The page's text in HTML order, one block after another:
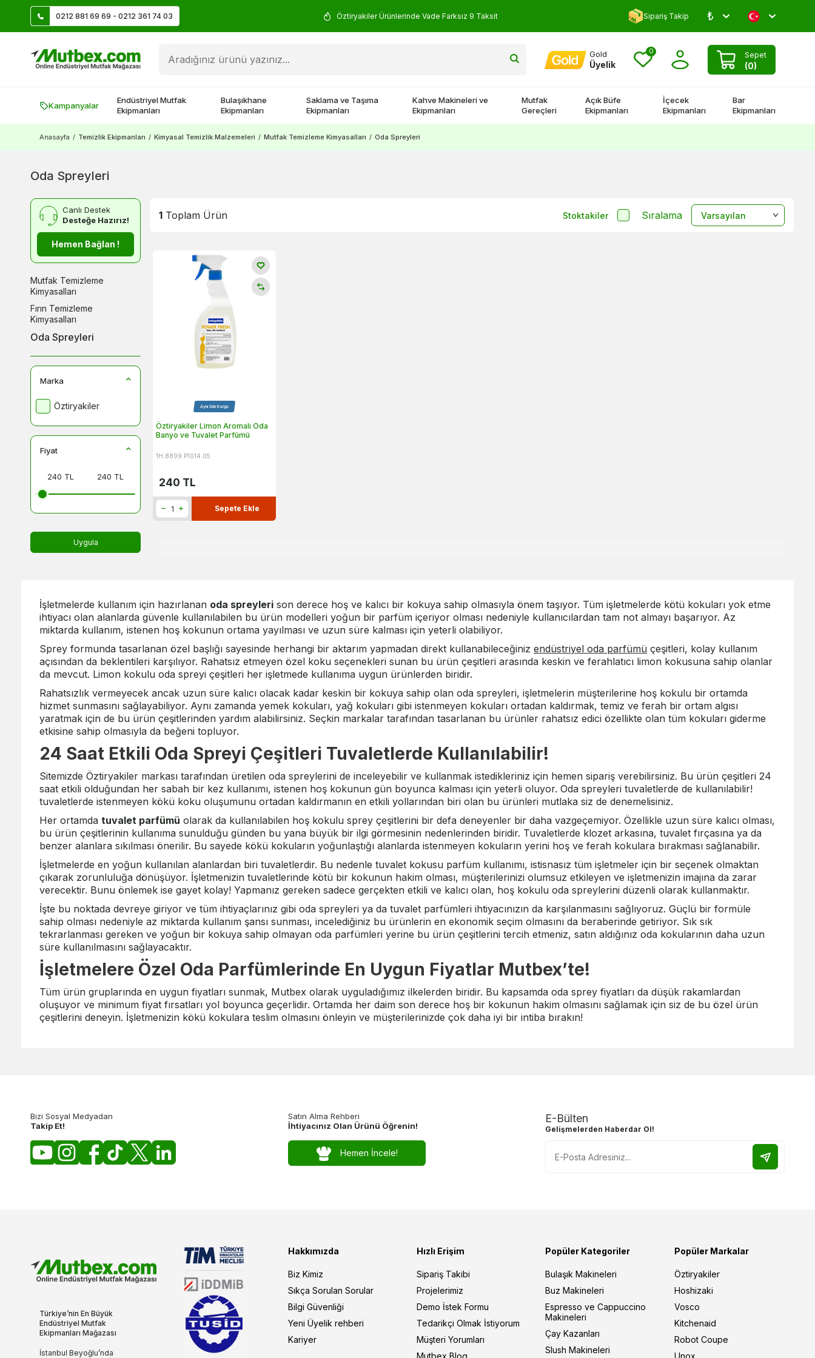
0212 881 69 69 - 0212 361 74 03Üye Ol İlk Siparişte 500 TL Kazan! Öztiryakiler Ürünlerinde Vade Farksız 9 Taksit Yorum Yap 500 TL Kazan!
Sipariş Takip ₺
Gold
Üyelik
0 Sepet
(0)
Kampanyalar
Endüstriyel Mutfak
Ekipmanları
Bulaşıkhane
Ekipmanları
Saklama ve Taşıma
Ekipmanları
Kahve Makineleri ve
Ekipmanları
Mutfak
Gereçleri
Açık Büfe
Ekipmanları
İçecek
Ekipmanları
Bar
Ekipmanları
Anasayfa / Temizlik Ekipmanları / Kimyasal Temizlik Malzemeleri / Mutfak Temizleme Kimyasalları / Oda Spreyleri
Oda Spreyleri
Canlı Destek
Desteğe Hazırız!
Hemen Bağlan !
Mutfak Temizleme
Kimyasalları
Fırın Temizleme
Kimyasalları
Oda Spreyleri
Marka
Öztiryakiler
Fiyat
Uygula
1 Toplam Ürün Stoktakiler Sıralama
Aynı Gün Kargo
Öztiryakiler Limon Aromalı Oda
Banyo ve Tuvalet Parfümü
1H.8899.P1014.05
240 TL
Sepete Ekle
İşletmelerde kullanım için hazırlanan oda spreyleri son derece hoş ve kalıcı bir kokuya sahip olmasıyla önem taşıyor. Tüm işletmelerde kötü kokuları yok etme
ihtiyacı olan alanlarda güvenle kullanılabilen bu ürün modelleri yoğun bir parfüm içeriyor olması nedeniyle kullanıcılardan tam not almayı başarıyor. Az
miktarda kullanım, istenen hoş kokunun ortama yayılması ve uzun süre kalması için yeterli olabiliyor.
Sprey formunda tasarlanan özel başlığı sayesinde herhangi bir aktarım yapmadan direkt kullanabileceğiniz endüstriyel oda parfümü çeşitleri, kolay kullanım
açısından da beklentileri karşılıyor. Rahatsız etmeyen özel koku seçenekleri sunan bu ürün çeşitleri arasında keskin ve ferahlatıcı limon kokusuna sahip olanlar
da mevcut. Limon kokulu oda spreyi çeşitleri her işletmede kullanıma uygun ürünlerden biridir.
Rahatsızlık vermeyecek ancak uzun süre kalıcı olacak kadar keskin bir kokuya sahip olan oda spreyleri, işletmelerin müşterilerine hoş kokulu bir ortamda
hizmet sunmasını sağlayabiliyor. Aynı zamanda yemek kokuları, yağ kokuları gibi istenmeyen kokuları ortadan kaldırmak, temiz ve ferah bir ortam algısı
yaratmak için de bu ürün çeşitlerinden yardım alabilirsiniz. Seçkin markalar tarafından tasarlanan bu ürünler rahatsız edici özellikte olan tüm kokuları giderme
etkisine sahip olmasıyla da beğeni topluyor.
24 Saat Etkili Oda Spreyi Çeşitleri Tuvaletlerde Kullanılabilir!
Sitemizde Öztiryakiler markası tarafından üretilen oda spreylerini de inceleyebilir ve kullanmak istedikleriniz için hemen sipariş verebilirsiniz. Bu ürün çeşitleri 24
saat etkili olduğundan her sabah bir kez kullanımı, istenen hoş kokunun gün boyunca kalması için yeterli oluyor. Oda spreyleri tuvaletlerde de kullanılabilir!
tuvaletlerde istenmeyen kökü koku oluşumunu ortadan kaldırmanın en etkili yollarından biri olan bu ürünleri mutlaka siz de denemelisiniz.
Her ortamda tuvalet parfümü olarak da kullanılabilen hoş kokulu sprey çeşitlerini bir defa deneyenler bir daha vazgeçemiyor. Özellikle uzun süre kalıcı olması,
bu ürün çeşitlerinin kullanıma sunulduğu günden bu yana büyük bir ilgi görmesinin nedenlerinden biridir. Tuvaletlerde klozet arkasına, tuvalet fırçasına ya da
benzer alanlara sıkılması önerilir. Bu sayede kökü kokuların yoğunlaştığı alanlarda istenmeyen kokuların yerini hoş ve ferah kokulara bırakması sağlanabilir.
İşletmelerde en yoğun kullanılan alanlardan biri tuvaletlerdir. Bu nedenle tuvalet kokusu parfüm kullanımı, istisnasız tüm işletmeler için bir seçenek olmaktan
çıkarak zorunluluğa dönüşüyor. İşletmenizin tuvaletlerinde kötü bir kokunun hakim olması, müşterilerinizi olumsuz etkileyen ve işletmenizin imajına da zarar
verecektir. Bunu önlemek ise gayet kolay! Yapmanız gereken sadece gerçekten etkili ve kalıcı olan, hoş kokulu oda spreylerini düzenli olarak kullanmaktır.
İşte bu noktada devreye giriyor ve tüm ihtiyaçlarınız gibi oda spreyleri ya da tuvalet parfümleri ihtiyacınızın da karşılanmasını sağlıyoruz. Güçlü bir formüle
sahip olması nedeniyle az miktarda kullanım şansı sunması, incelediğiniz bu ürünlerin en ekonomik seçim olmasını da beraberinde getiriyor. Sık sık
tekrarlanması gereken ve yoğun bir kokuya sahip olmayan oda parfümleri yerine bu ürün çeşitlerini tercih etmeniz, satın aldığınız oda kokularının daha uzun
süre kullanılmasını sağlayacaktır.
İşletmelere Özel Oda Parfümlerinde En Uygun Fiyatlar Mutbex’te!
Tüm ürün gruplarında en uygun fiyatları sunmak, Mutbex olarak uyguladığımız ilkelerden biridir. Bu kapsamda oda sprey fiyatları da düşük rakamlardan
oluşuyor ve minimum fiyat fırsatları yol boyunca geçerlidir. Ortamda her daim son derece hoş bir kokunun hakim olmasını sağlamak için siz de bu özel ürün
çeşitlerini deneyin. İşletmenizin kökü kokulara teslim olmasını önleyin ve müşterilerinizde çok daha iyi bir intiba bırakın!
Bizi Sosyal Medyadan
Takip Et!
Satın Alma Rehberi
İhtiyacınız Olan Ürünü Öğrenin!
Hemen İncele!
E-Bülten
Gelişmelerden Haberdar Ol!
Türkiye’nin En Büyük
Endüstriyel Mutfak
Ekipmanları Mağazası
İstanbul Beyoğlu’nda
Hakkımızda
Biz Kimiz
Sıkça Sorulan Sorular
Bilgi Güvenliği
Yeni Üyelik rehberi
Kariyer
Hızlı Erişim
Sipariş Takibi
Projelerimiz
Demo İstek Formu
Tedarikçi Olmak İstiyorum
Müşteri Yorumları
Popüler Kategoriler
Bulaşık Makineleri
Buz Makineleri
Espresso ve Cappuccino
Makineleri
Çay Kazanları
Slush Makineleri
Popüler Markalar
Öztiryakiler
Hoshizaki
Vosco
Kitchenaid
Robot Coupe